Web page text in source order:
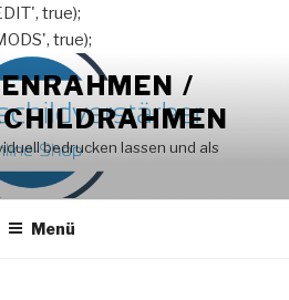
true);
true);
/
bedrucken lassen und als
Menü